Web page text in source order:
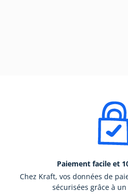
Paiement facile et
Chez Kraft, vos données de
sécurisées grâce à un